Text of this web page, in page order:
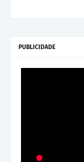
PUBLICIDADE